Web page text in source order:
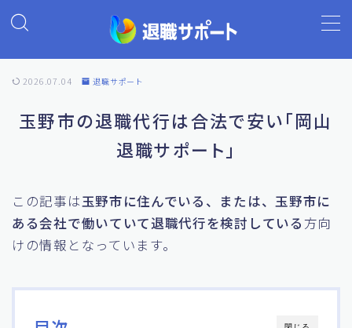
MENU
ホーム
退職代行の基礎知識
退職代行ランキング
退職代行 退職サポート
2026.07.04 退職サポート
玉野市の退職代行は合法で安い｢岡山
退職サポート｣
この記事は玉野市に住んでいる、または、玉野市に
ある会社で働いていて退職代行を検討している方向
けの情報となっています。